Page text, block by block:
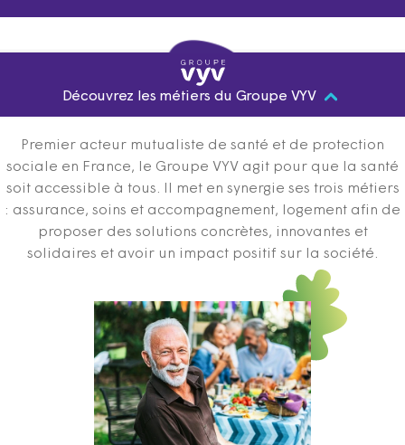
Découvrez les métiers du Groupe VYV
Premier acteur mutualiste de santé et de protection
sociale en France, le Groupe VYV agit pour que la santé
soit accessible à tous. Il met en synergie ses trois métiers
: assurance, soins et accompagnement, logement afin de
proposer des solutions concrètes, innovantes et
solidaires et avoir un impact positif sur la société.